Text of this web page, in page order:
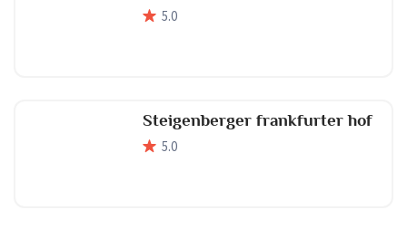
5.0
Steigenberger frankfurter hof
5.0